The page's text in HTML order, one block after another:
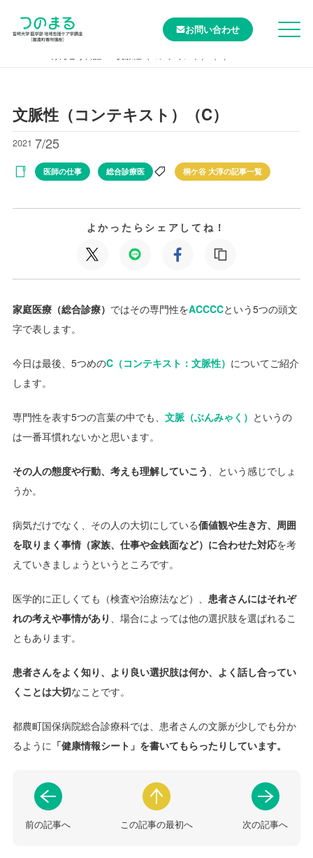
お問い合わせ
文脈性（コンテキスト）（C）
2021 7/25
医師の仕事 総合診療医 桐ケ谷 大淳の記事一覧
よかったらシェアしてね！
家庭医療（総合診療） ではその専門性をACCCCという5つの頭文
字で表します。
今日は最後、5つめのC（コンテキスト：文脈性） についてご紹介
します。
専門性を表す5つの言葉の中でも、 文脈（ぶんみゃく） というの
は一番耳慣れないかと思います。
その人の態度や行動、考えも理解していこう 、という感じでしょ
うか。
病気だけでなく、その人の大切にしている価値観や生き方、周囲
を取りまく事情（家族、仕事や金銭面など）に合わせた対応を考
えていきましょうというところです。
医学的に正しくても（検査や治療法など）、 患者さんにはそれぞ
れの考えや事情があり 、場合によっては他の選択肢を選ばれるこ
ともあります。
患者さんをよく知り、より良い選択肢は何か、よく話し合ってい
くことは大切なことです。
都農町国保病院総合診療科では、患者さんの文脈が少しでも分か
るように 「健康情報シート」を書いてもらったりしています。
前の記事へ この記事の最初へ 次の記事へ